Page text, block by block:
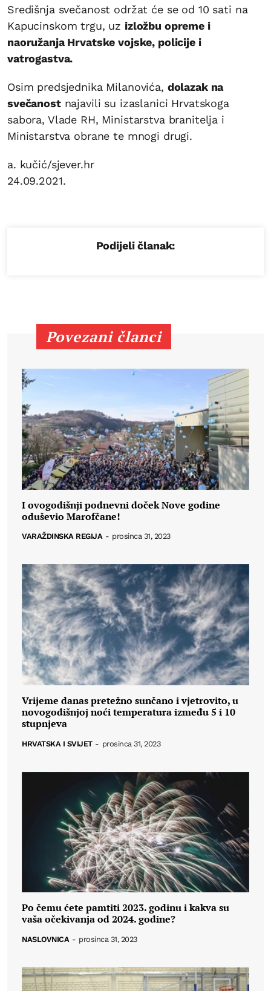
Središnja svečanost održat će se od 10 sati na
Kapucinskom trgu, uz izložbu opreme i
naoružanja Hrvatske vojske, policije i
vatrogastva.
Osim predsjednika Milanovića, dolazak na
svečanostnajavili su izaslanici Hrvatskoga
sabora, Vlade RH, Ministarstva branitelja i
Ministarstva obrane te mnogi drugi.
a. kučić/sjever.hr
24.09.2021.
Podijeli članak:
Povezani članci
I ovogodišnji podnevni doček Nove godine
oduševio Marofčane!
VARAŽDINSKA REGIJA - prosinca 31, 2023
Vrijeme danas pretežno sunčano i vjetrovito, u
novogodišnjoj noći temperatura između 5 i 10
stupnjeva
HRVATSKA I SVIJET - prosinca 31, 2023
Po čemu ćete pamtiti 2023. godinu i kakva su
vaša očekivanja od 2024. godine?
NASLOVNICA - prosinca 31, 2023